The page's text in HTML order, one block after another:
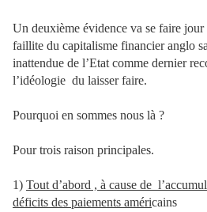
Un deuxième évidence va se faire jour
faillite du capitalisme financier anglo
inattendue de l’Etat comme dernier
l’idéologie du laisser faire.
Pourquoi en sommes nous là ?
Pour trois raison principales.
1) Tout d’abord , à cause de
déficits des paiements américains